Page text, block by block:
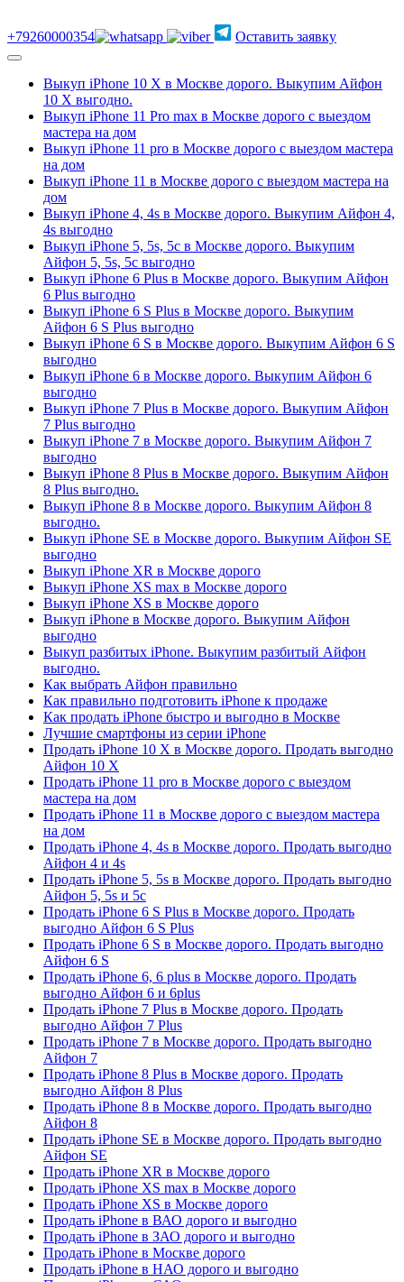
+79260000354 Оставить заявку
Выкуп iPhone 10 Х в Москве дорого. Выкупим Айфон
10 Х выгодно.
Выкуп iPhone 11 Pro max в Москве дорого с выездом
мастера на дом
Выкуп iPhone 11 pro в Москве дорого с выездом мастера
на дом
Выкуп iPhone 11 в Москве дорого с выездом мастера на
дом
Выкуп iPhone 4, 4s в Москве дорого. Выкупим Айфон 4,
4s выгодно
Выкуп iPhone 5, 5s, 5c в Москве дорого. Выкупим
Айфон 5, 5s, 5c выгодно
Выкуп iPhone 6 Plus в Москве дорого. Выкупим Айфон
6 Plus выгодно
Выкуп iPhone 6 S Plus в Москве дорого. Выкупим
Айфон 6 S Plus выгодно
Выкуп iPhone 6 S в Москве дорого. Выкупим Айфон 6 S
выгодно
Выкуп iPhone 6 в Москве дорого. Выкупим Айфон 6
выгодно
Выкуп iPhone 7 Plus в Москве дорого. Выкупим Айфон
7 Plus выгодно
Выкуп iPhone 7 в Москве дорого. Выкупим Айфон 7
выгодно
Выкуп iPhone 8 Plus в Москве дорого. Выкупим Айфон
8 Plus выгодно.
Выкуп iPhone 8 в Москве дорого. Выкупим Айфон 8
выгодно.
Выкуп iPhone SE в Москве дорого. Выкупим Айфон SE
выгодно
Выкуп iPhone XR в Москве дорого
Выкуп iPhone XS max в Москве дорого
Выкуп iPhone XS в Москве дорого
Выкуп iPhone в Москве дорого. Выкупим Айфон
выгодно
Выкуп разбитых iPhone. Выкупим разбитый Айфон
выгодно.
Как выбрать Айфон правильно
Как правильно подготовить iPhone к продаже
Как продать iPhone быстро и выгодно в Москве
Лучшие смартфоны из серии iPhone
Продать iPhone 10 X в Москве дорого. Продать выгодно
Айфон 10 X
Продать iPhone 11 pro в Москве дорого с выездом
мастера на дом
Продать iPhone 11 в Москве дорого с выездом мастера
на дом
Продать iPhone 4, 4s в Москве дорого. Продать выгодно
Айфон 4 и 4s
Продать iPhone 5, 5s в Москве дорого. Продать выгодно
Айфон 5, 5s и 5c
Продать iPhone 6 S Plus в Москве дорого. Продать
выгодно Айфон 6 S Plus
Продать iPhone 6 S в Москве дорого. Продать выгодно
Айфон 6 S
Продать iPhone 6, 6 plus в Москве дорого. Продать
выгодно Айфон 6 и 6plus
Продать iPhone 7 Plus в Москве дорого. Продать
выгодно Айфон 7 Plus
Продать iPhone 7 в Москве дорого. Продать выгодно
Айфон 7
Продать iPhone 8 Plus в Москве дорого. Продать
выгодно Айфон 8 Plus
Продать iPhone 8 в Москве дорого. Продать выгодно
Айфон 8
Продать iPhone SE в Москве дорого. Продать выгодно
Айфон SE
Продать iPhone XR в Москве дорого
Продать iPhone XS max в Москве дорого
Продать iPhone XS в Москве дорого
Продать iPhone в ВАО дорого и выгодно
Продать iPhone в ЗАО дорого и выгодно
Продать iPhone в Москве дорого
Продать iPhone в НАО дорого и выгодно